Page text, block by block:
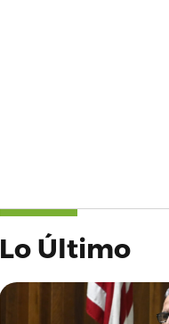
Lo Último